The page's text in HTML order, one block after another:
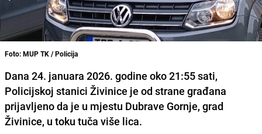
Foto: MUP TK / Policija
Dana 24. januara 2026. godine oko 21:55 sati,
Policijskoj stanici Živinice je od strane građana
prijavljeno da je u mjestu Dubrave Gornje, grad
Živinice, u toku tuča više lica.